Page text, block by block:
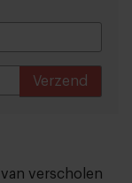
Verzend
verscholen